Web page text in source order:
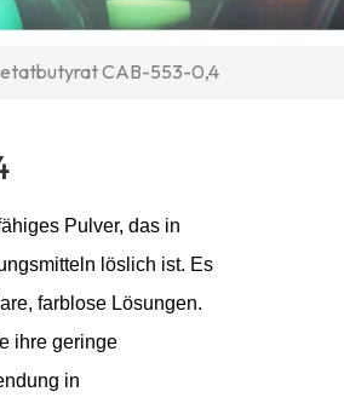
CAB-553-0,4
Pulver, das in
löslich ist. Es
farblose Lösungen.
ihre geringe
in